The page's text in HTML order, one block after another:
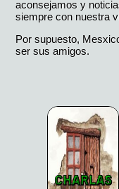
aconsejamos y
siempre con nuestra
Por supuesto,
ser sus amigos.